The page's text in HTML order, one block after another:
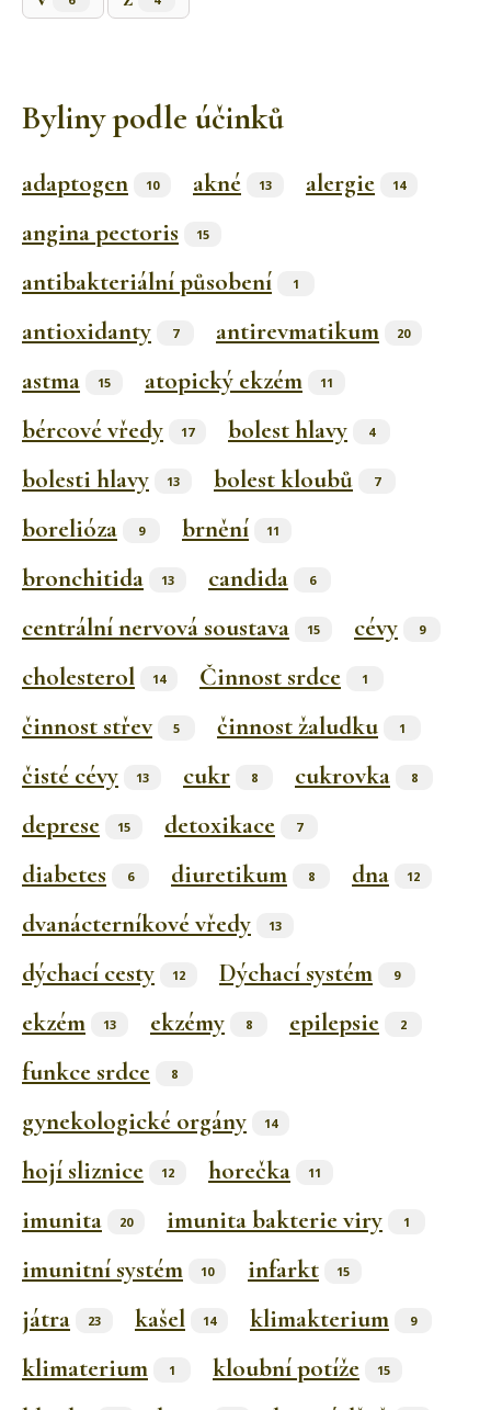
Byliny podle účinků
adaptogen 10 akné 13 alergie 14
angina pectoris 15
antibakteriální působení 1
antioxidanty 7 antirevmatikum 20
astma 15 atopický ekzém 11
bércové vředy 17 bolest hlavy 4
bolesti hlavy 13 bolest kloubů 7
borelióza 9 brnění 11
bronchitida 13 candida 6
centrální nervová soustava 15 cévy 9
cholesterol 14 Činnost srdce 1
činnost střev 5 činnost žaludku 1
čisté cévy 13 cukr 8 cukrovka 8
deprese 15 detoxikace 7
diabetes 6 diuretikum 8 dna 12
dvanácterníkové vředy 13
dýchací cesty 12 Dýchací systém 9
ekzém 13 ekzémy 8 epilepsie 2
funkce srdce 8
gynekologické orgány 14
hojí sliznice 12 horečka 11
imunita 20 imunita bakterie viry 1
imunitní systém 10 infarkt 15
játra 23 kašel 14 klimakterium 9
klimaterium 1 kloubní potíže 15